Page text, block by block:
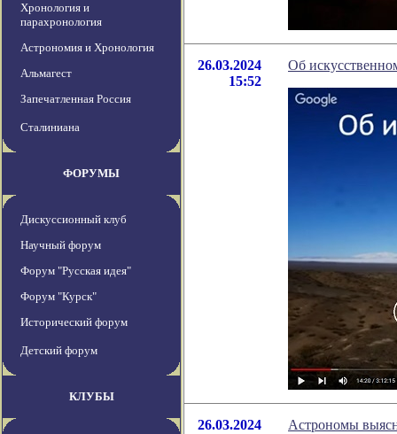
Хронология и
парахронология
Астрономия и Хронология
Альмагест
Запечатленная Россия
Сталиниана
ФОРУМЫ
Дискуссионный клуб
Научный форум
Форум "Русская идея"
Форум "Курск"
Исторический форум
Детский форум
КЛУБЫ
26.03.2024
15:52
Об
26.03.2024
Астрономы